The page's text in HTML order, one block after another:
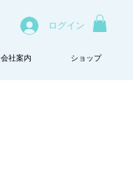
ログイン
会社案内 ショップ